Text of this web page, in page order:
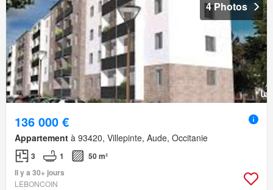
4 Photos
136 000 €
Appartement à 93420, Villepinte, Aude, Occitanie
3 1
50 m²
Il y a 30+ jours
LEBONCOIN